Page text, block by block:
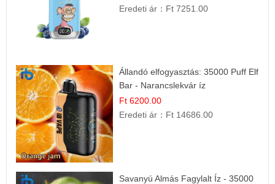
Eredeti ár： Ft 7251.00
Állandó elfogyasztás: 35000 Puff Elf
Bar - Narancslekvár íz
Ft 6200.00
Eredeti ár： Ft 14686.00
Savanyú Almás Fagylalt Íz - 35000